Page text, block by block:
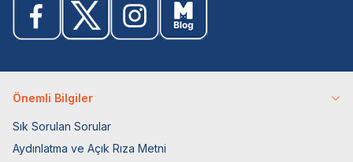
Önemli Bilgiler
Sık Sorulan Sorular
Aydınlatma ve Açık Rıza Metni